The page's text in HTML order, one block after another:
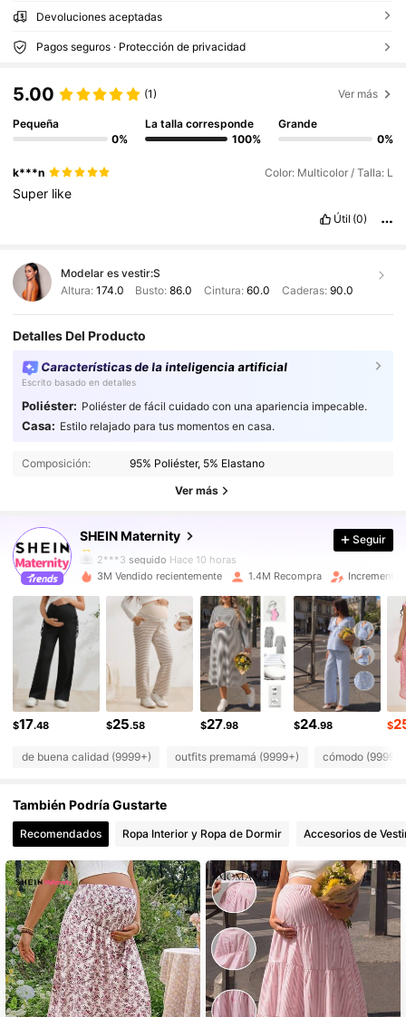
Devoluciones aceptadas
Pagos seguros · Protección de privacidad
5.00 (1) Ver más
Pequeña
0%
La talla corresponde
100%
Grande
0%
k***n Color: Multicolor / Talla: L
Super like
Útil (0)
Modelar es vestir:S
Altura: 174.0 Busto:86.0 Cintura: 60.0 Caderas: 90.0
Detalles Del Producto
Características de la inteligencia artificial
Escrito basado en detalles
Poliéster: Poliéster de fácil cuidado con una apariencia impecable.
Casa: Estilo relajado para tus momentos en casa.
Composición: 95% Poliéster, 5% Elastano
Ver más
SHEIN Maternity
4.88 481K Seguidores
481K Seguidores
481K Seguidores
4.88
481K Seguidores
2***3 seguido Hace 10 horas
4.88
4.88 481K Seguidores
481K Seguidores
481K Seguidores
4.88 481K Seguidores
4.88 481K Seguidores
Seguir
3M Vendido recientemente 1.4M Recompra Incremento
$17.48 $25.58 $27.98 $24.98 $
de buena calidad (9999+) outfits premamá (9999+) cómodo (9999+)
También Podría Gustarte
Recomendados Ropa Interior y Ropa de Dormir Accesorios de